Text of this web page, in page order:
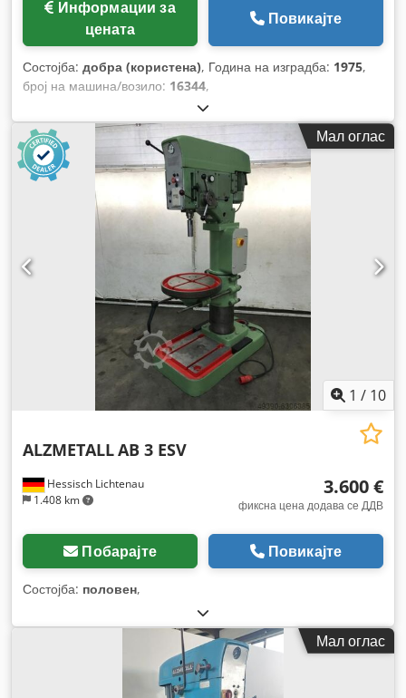
цената
Повикајте
Состојба: добра (користена), Година на изградба: 1975,
број на машина/возило: 16344,
Мал оглас
1 / 10
Hessisch Lichtenau
1.408 km
ALZMETALLAB 3 ESV
3.600 €
фиксна цена додава се ДДВ
Побарајте Повикајте
Состојба: половен,
Мал оглас